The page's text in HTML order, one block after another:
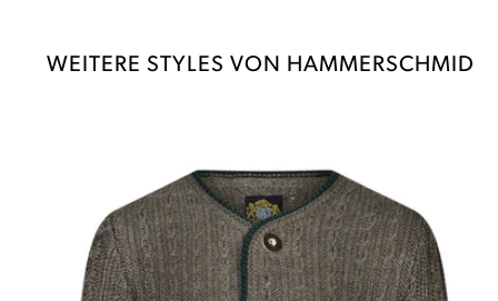
WEITERE STYLES VON HAMMERSCHMID